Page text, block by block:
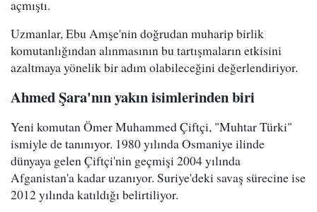
açmıştı.
Uzmanlar, Ebu Amşe'nin doğrudan muharip birlik
komutanlığından alınmasının bu tartışmaların etkisini
azaltmaya yönelik bir adım olabileceğini değerlendiriyor.
Ahmed Şara'nın yakın isimlerinden biri
Yeni komutan Ömer Muhammed Çiftçi, "Muhtar Türki"
ismiyle de tanınıyor. 1980 yılında Osmaniye ilinde
dünyaya gelen Çiftçi'nin geçmişi 2004 yılında
Afganistan'a kadar uzanıyor. Suriye'deki savaş sürecine ise
2012 yılında katıldığı belirtiliyor.